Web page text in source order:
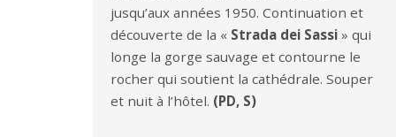
jusqu’aux années 1950. Continuation et
découverte de la « Strada dei Sassi » qui
longe la gorge sauvage et contourne le
rocher qui soutient la cathédrale. Souper
et nuit à l’hôtel. (PD, S)